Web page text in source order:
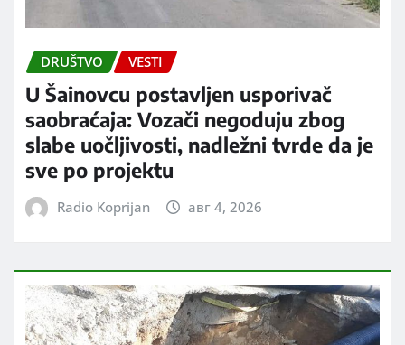
DRUŠTVO VESTI
U Šainovcu postavljen usporivač
saobraćaja: Vozači negoduju zbog
slabe uočljivosti, nadležni tvrde da je
sve po projektu
Radio Koprijan авг 4, 2026